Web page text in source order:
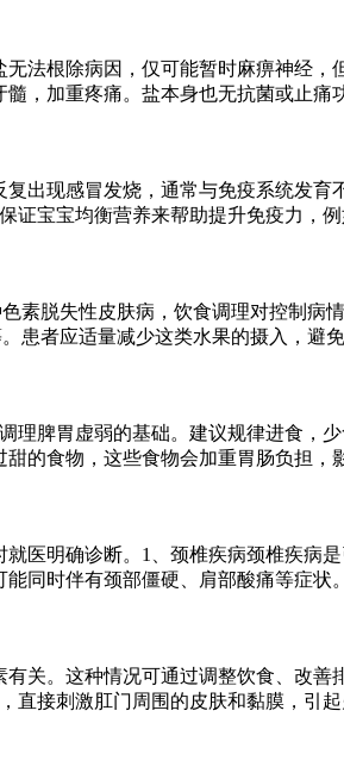
法根除病因，仅可能暂时麻痹神经，
，加重疼痛。盐本身也无抗菌或止痛
出现感冒发烧，通常与免疫系统发育
证宝宝均衡营养来帮助提升免疫力，
素脱失性皮肤病，饮食调理对控制病
患者应适量减少这类水果的摄入，避
理脾胃虚弱的基础。建议规律进食，
的食物，这些食物会加重胃肠负担，
医明确诊断。1、颈椎疾病颈椎疾病
同时伴有颈部僵硬、肩部酸痛等症状
关。这种情况可通过调整饮食、改善
直接刺激肛门周围的皮肤和黏膜，引